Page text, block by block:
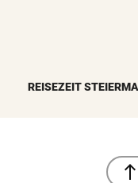
REISEZEIT
north